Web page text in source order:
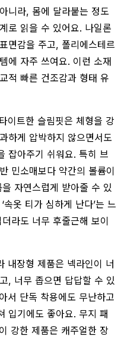
니라, 몸에 달라붙는 정도
로 읽을 수 있어요. 나일론
면감을 주고, 폴리에스테르
에 자주 쓰여요. 이런 소재
적 빠른 건조감과 형태 유
이트한 슬림핏은 체형을 강
하게 압박하지 않으면서도
잡아주기 쉬워요. 특히 브
민소매보다 약간의 볼륨이
자연스럽게 받아줄 수 있
옷 티가 심하게 난다’는 느
라도 너무 후줄근해 보이
내장형 제품은 넥라인이 너
, 너무 좁으면 답답할 수 있
서 단독 착용에도 무난하고
입기에도 좋아요. 무지 패
강한 제품은 캐주얼한 장